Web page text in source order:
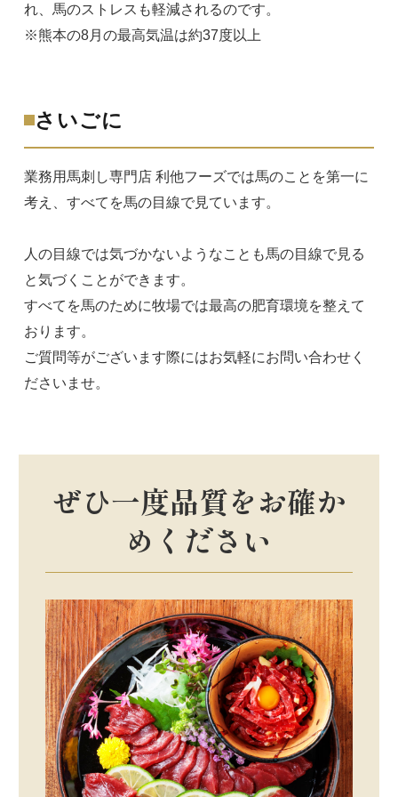
れ、馬のストレスも軽減されるのです。
※熊本の8月の最高気温は約37度以上
さいごに
業務用馬刺し専門店 利他フーズでは馬のことを第一に
考え、すべてを馬の目線で見ています。
人の目線では気づかないようなことも馬の目線で見る
と気づくことができます。
すべてを馬のために牧場では最高の肥育環境を整えて
おります。
ご質問等がございます際にはお気軽にお問い合わせく
ださいませ。
ぜひ一度品質をお確か
めください